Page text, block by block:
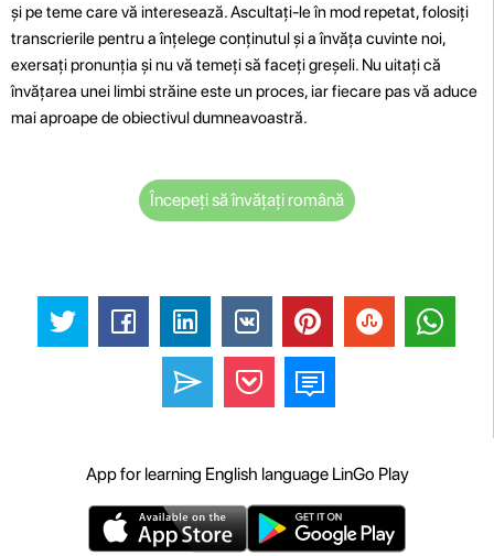
și pe teme care vă interesează. Ascultați-le în mod repetat, folosiți
transcrierile pentru a înțelege conținutul și a învăța cuvinte noi,
exersați pronunția și nu vă temeți să faceți greșeli. Nu uitați că
învățarea unei limbi străine este un proces, iar fiecare pas vă aduce
mai aproape de obiectivul dumneavoastră.
Începeți să învățați română
App for learning English language LinGo Play